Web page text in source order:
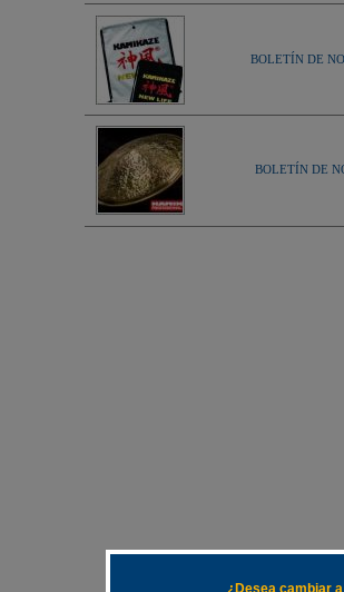
BOLETÍN DE
BOLETÍN DE
¿Desea cambiar